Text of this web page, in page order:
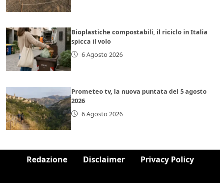
Bioplastiche compostabili, il riciclo in Italia
spicca il volo
6 Agosto 2026
Prometeo tv, la nuova puntata del 5 agosto
2026
6 Agosto 2026
Redazione Disclaimer Privacy Policy